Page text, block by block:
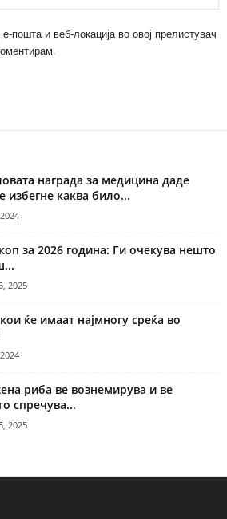
пошта и веб-локација во овој прелистувач
награда за медицина даде
избегне каква било...
за 2026 година: Ги очекува нешто
2025
ќе имаат најмногу среќа во
риба ве вознемирува и ве
спречува...
2025